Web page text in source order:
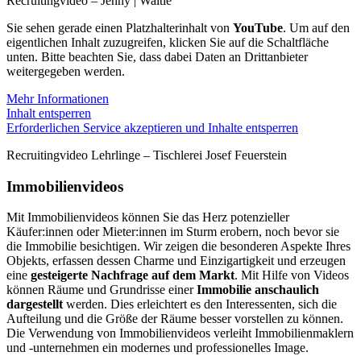
Sie sehen gerade einen Platzhalterinhalt von YouTube. Um auf den
eigentlichen Inhalt zuzugreifen, klicken Sie auf die Schaltfläche
unten. Bitte beachten Sie, dass dabei Daten an Drittanbieter
weitergegeben werden.
Mehr Informationen
Inhalt entsperren
Erforderlichen Service akzeptieren und Inhalte entsperren
Recruitingvideo Lehrlinge – Tischlerei Josef Feuerstein
Immobilienvideos
Mit Immobilienvideos können Sie das Herz potenzieller
Käufer:innen oder Mieter:innen im Sturm erobern, noch bevor sie
die Immobilie besichtigen. Wir zeigen die besonderen Aspekte Ihres
Objekts, erfassen dessen Charme und Einzigartigkeit und erzeugen
eine gesteigerte Nachfrage auf dem Markt. Mit Hilfe von Videos
können Räume und Grundrisse einerImmobilie anschaulich
dargestellt werden. Dies erleichtert es den Interessenten, sich die
Aufteilung und die Größe der Räume besser vorstellen zu können.
Die Verwendung von Immobilienvideos verleiht Immobilienmaklern
und -unternehmen ein modernes und professionelles Image.